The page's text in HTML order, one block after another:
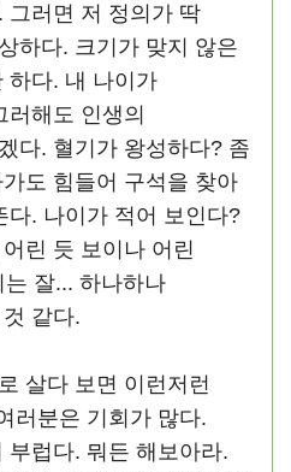
그러면 저 정의가 딱
하다. 크기가 맞지 않은
하다. 내 나이가
해도 인생의
다. 혈기가 왕성하다? 좀
도 힘들어 구석을 찾아
다. 나이가 적어 보인다?
린 듯 보이나 어린
잘... 하나하나
같다.
살다 보면 이런저런
러분은 기회가 많다.
부럽다. 뭐든 해보아라.